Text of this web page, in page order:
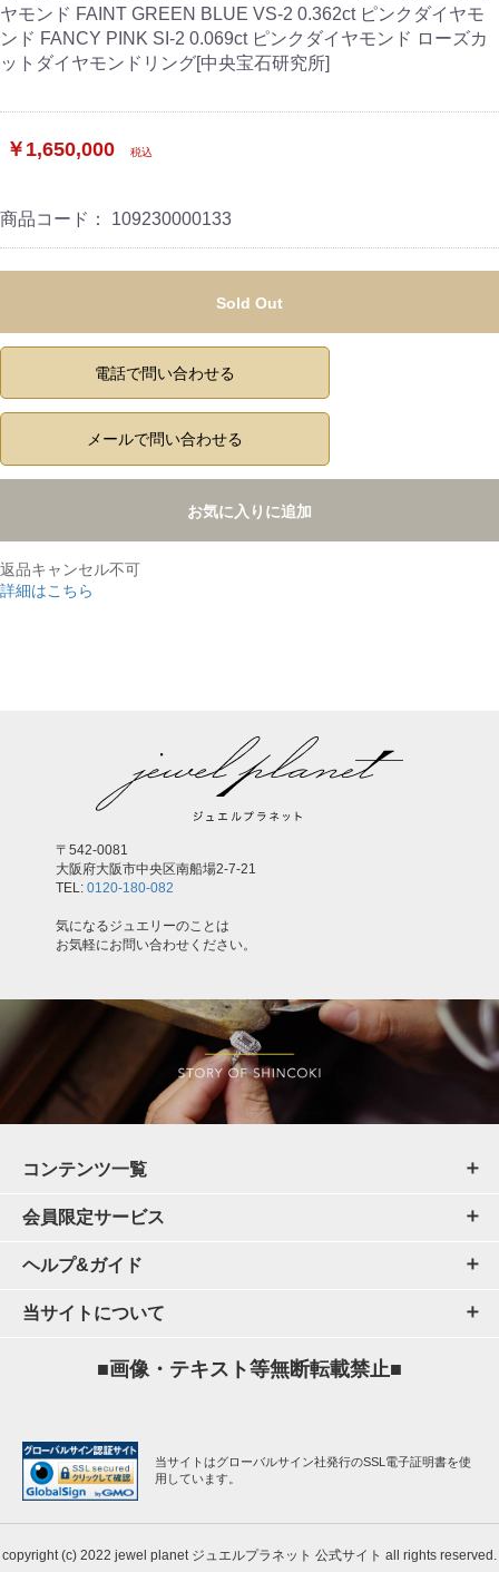
ヤモンド FAINT GREEN BLUE VS-2 0.362ct ピンクダイヤモ
ンド FANCY PINK SI-2 0.069ct ピンクダイヤモンド ローズカ
ットダイヤモンドリング[中央宝石研究所]
￥1,650,000 税込
商品コード： 109230000133
Sold Out
電話で問い合わせる
メールで問い合わせる
お気に入りに追加
返品キャンセル不可
詳細はこちら
〒542-0081
大阪府大阪市中央区南船場2-7-21
TEL: 0120-180-082
気になるジュエリーのことは
お気軽にお問い合わせください。
コンテンツ一覧
会員限定サービス
ヘルプ&ガイド
当サイトについて
■画像・テキスト等無断転載禁止■
当サイトはグローバルサイン社発行のSSL電子証明書を使
用しています。
copyright (c) 2022 jewel planet ジュエルプラネット 公式サイト all rights reserved.